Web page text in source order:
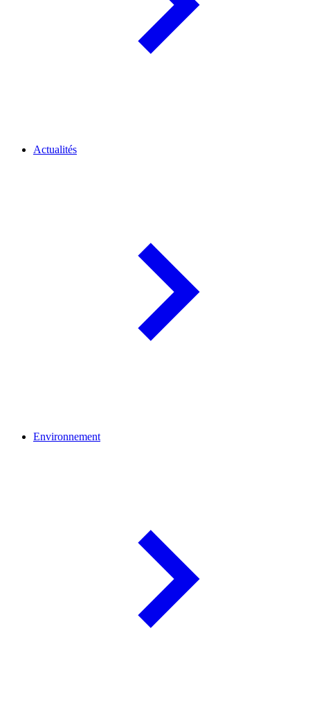
Actualités
Environnement